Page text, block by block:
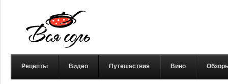
Рецепты Видео Путешествия Вино